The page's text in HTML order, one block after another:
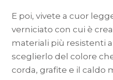
E poi, vivete a cuor
verniciato con cui è
materiali più resistenti
sceglierlo del colore
corda, grafite e il caldo